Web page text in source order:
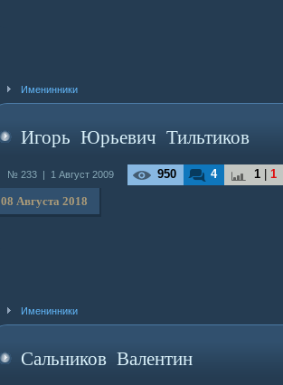
Именинники
Игорь Юрьевич Тильтиков
№ 233 | 1 Август 2009 950 4 1
1
08 Августа 2018
Именинники
Сальников Валентин